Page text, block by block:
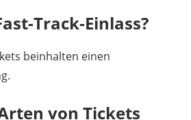
Track-Einlass?
beinhalten einen
von Tickets